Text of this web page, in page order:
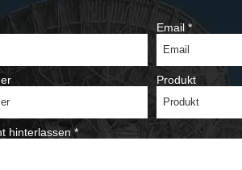
Email *
Produkt
hinterlassen*